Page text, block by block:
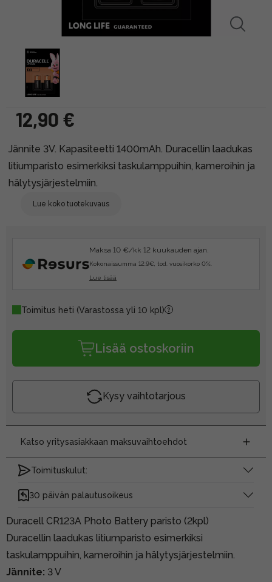
12,90 €
Jännite 3V. Kapasiteetti 1400mAh. Duracellin laadukas
litiumparisto esimerkiksi taskulamppuihin, kameroihin ja
hälytysjärjestelmiin.
Lue koko tuotekuvaus
Maksa 10 €/kk 12 kuukauden ajan.
Kokonaissumma 12.9€, tod. vuosikorko 0%.
Lue lisää
Toimitus heti (Varastossa yli 10 kpl)
Lisää ostoskoriin
Kysy vaihtotarjous
Katso yritysasiakkaan maksuvaihtoehdot
Toimituskulut:
30 päivän palautusoikeus
Duracell CR123A Photo Battery paristo (2kpl)
Duracellin laadukas litiumparisto esimerkiksi
taskulamppuihin, kameroihin ja hälytysjärjestelmiin.
Jännite: 3 V